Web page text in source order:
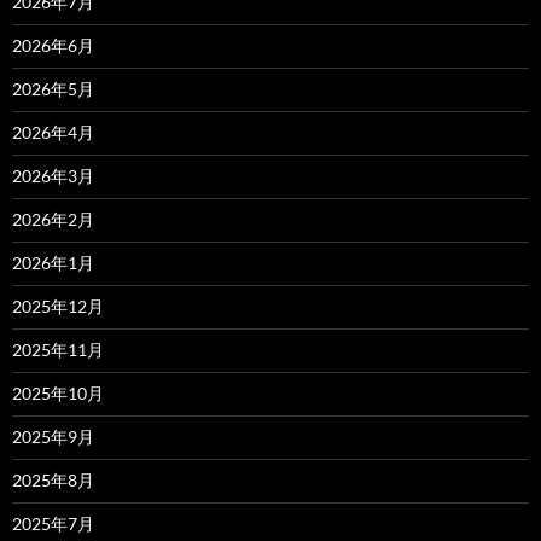
2026年6月
2026年5月
2026年4月
2026年3月
2026年2月
2026年1月
2025年12月
2025年11月
2025年10月
2025年9月
2025年8月
2025年7月